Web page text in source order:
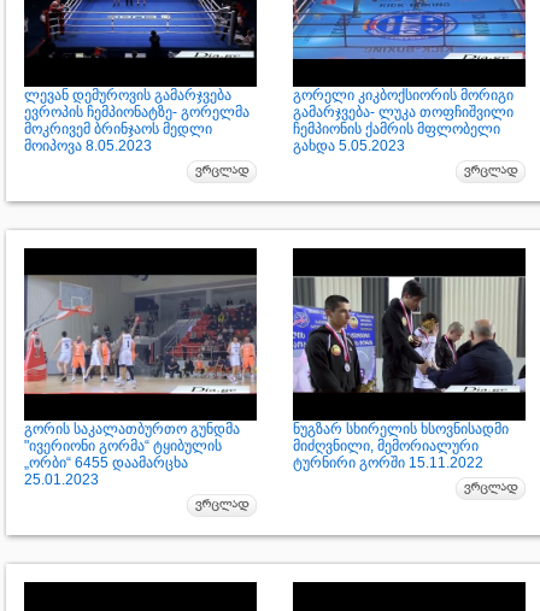
ლევან დემუროვის გამარჯვება
ევროპის ჩემპიონატზე- გორელმა
მოკრივემ ბრინჯაოს მედლი
მოიპოვა 8.05.2023
გორელი კიკბოქსიორის მორიგი
გამარჯვება- ლუკა თოფჩიშვილი
ჩემპიონის ქამრის მფლობელი
გახდა 5.05.2023
გორის საკალათბურთო გუნდმა
"ივერიონი გორმა“ ტყიბულის
„ორბი“ 6455 დაამარცხა
25.01.2023
ნუგზარ სხირელის ხსოვნისადმი
მიძღვნილი, მემორიალური
ტურნირი გორში 15.11.2022